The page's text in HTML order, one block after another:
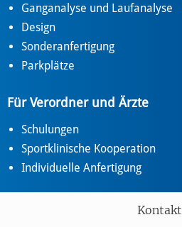
Ganganalyse und Laufanalyse
Design
Sonderanfertigung
Parkplätze
Für Verordner und Ärzte
Schulungen
Sportklinische Kooperation
Individuelle Anfertigung
Kontakt